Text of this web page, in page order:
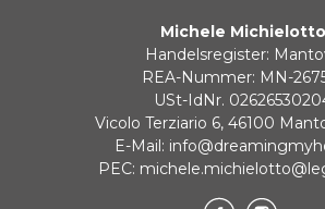
Michele Michielotto
Handelsregister:
REA-Nummer: MN-
USt-IdNr.
Vicolo Terziario 6, 46100
E-Mail:
PEC: